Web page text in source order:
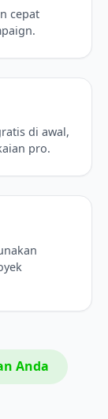
cepat
di awal,
pro.
Anda